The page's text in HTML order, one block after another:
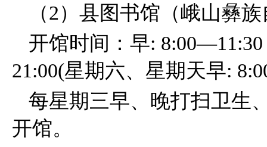
（2）县图书馆 （峨山彝
开馆时间：早:
21:00(星期六、星期天早:
每星期三早、晚打扫卫生
开馆。